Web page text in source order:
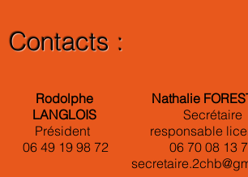
Contacts :
Rodolphe
LANGLOIS
Président
06 49 19 98 72
Nathalie
Secrétaire
responsable
06 70 08 13